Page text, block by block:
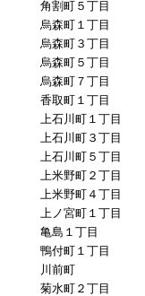
角割町５丁目
烏森町１丁目
烏森町３丁目
烏森町５丁目
烏森町７丁目
香取町１丁目
上石川町１丁目
上石川町３丁目
上石川町５丁目
上米野町２丁目
上米野町４丁目
上ノ宮町１丁目
亀島１丁目
鴨付町１丁目
川前町
菊水町２丁目